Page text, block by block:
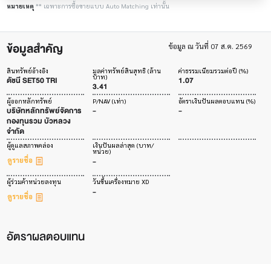
หมายเหตุ ** เฉพาะการซื้อขายแบบ Auto Matching เท่านั้น
ข้อมูลสำคัญ ข้อมูล ณ วันที่ 07 ส.ค. 2569
สินทรัพย์อ้างอิง
ดัชนี SET50 TRI
มูลค่าทรัพย์สินสุทธิ (ล้าน
บาท)
3.41
ค่าธรรมเนียมรวมต่อปี (%)
1.07
ผู้ออกหลักทรัพย์
บริษัทหลักทรัพย์จัดการ
กองทุนรวม บัวหลวง
จำกัด
P/NAV (เท่า)
-
อัตราเงินปันผลตอบแทน (%)
-
ผู้ดูแลสภาพคล่อง
ดูรายชื่อ
เงินปันผลล่าสุด (บาท/
หน่วย)
-
ผู้ร่วมค้าหน่วยลงทุน
ดูรายชื่อ
วันขึ้นเครื่องหมาย XD
-
อัตราผลตอบแทน